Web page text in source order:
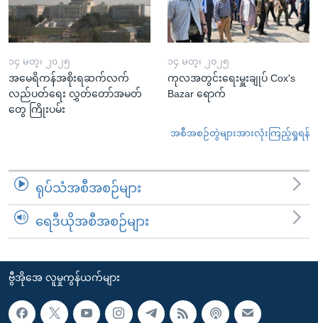
၁၄ မတ္၊ ၂၀၂၅
အမေရိကန်အစိုးရဆက်လက်
လည်ပတ်ရေး လွှတ်တော်အမတ်
တွေ ကြိုးပမ်း
၁၄ မတ္၊ ၂၀၂၅
ကုလအတွင်းရေးမှူးချုပ် Cox's
Bazar ရောက်
အစီအစဉ်တွဲများအားလုံးကြည့်ရှုရန်
ရုပ်သံအစီအစဉ်များ
ရေဒီယိုအစီအစဉ်များ
ဗွီအိုအေ လူမှုကွန်ယက်များ